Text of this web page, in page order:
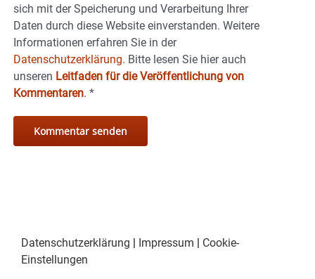
sich mit der Speicherung und Verarbeitung Ihrer
Daten durch diese Website einverstanden. Weitere
Informationen erfahren Sie in der
Datenschutzerklärung. Bitte lesen Sie hier auch
unseren Leitfaden für die Veröffentlichung von
Kommentaren. *
Datenschutzerklärung Impressum
Cookie-
Einstellungen